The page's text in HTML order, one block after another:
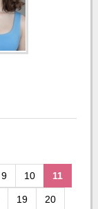
9 10 11
19 20